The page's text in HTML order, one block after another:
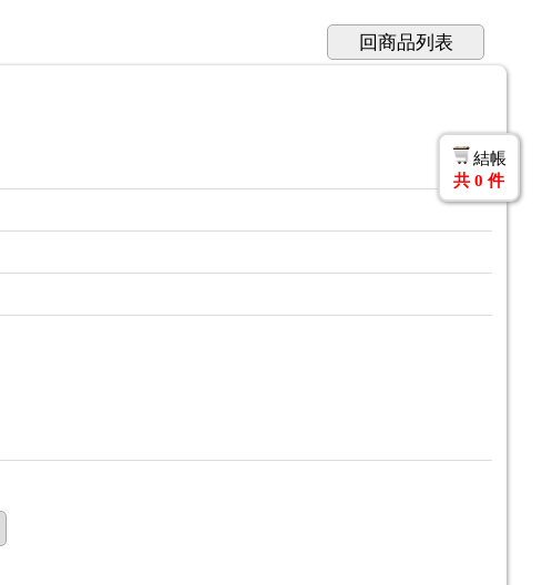
回商品列表
結帳
共 0 件